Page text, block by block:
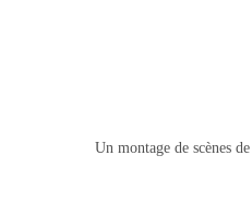
Un montage de scènes